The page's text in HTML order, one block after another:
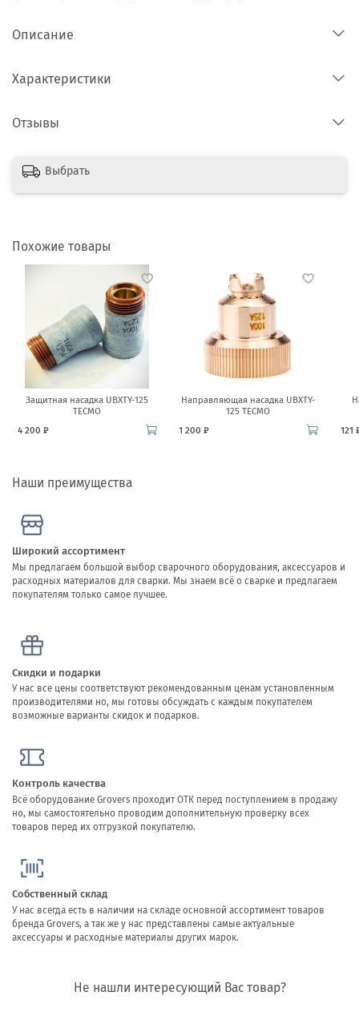
Описание
Характеристики
Отзывы
Выбрать
Похожие товары
Защитная насадка UBXTY-125
TECMO
4 200 ₽
Направляющая насадка UBXTY-
125 TECMO
1 200 ₽
121
Наши преимущества
Широкий ассортимент
Мы предлагаем большой выбор сварочного оборудования, аксессуаров и
расходных материалов для сварки. Мы знаем всё о сварке и предлагаем
покупателям только самое лучшее.
Скидки и подарки
У нас все цены соответствуют рекомендованным ценам установленным
производителями но, мы готовы обсуждать с каждым покупателем
возможные варианты скидок и подарков.
Контроль качества
Всё оборудование Grovers проходит ОТК перед поступлением в продажу
но, мы самостоятельно проводим дополнительную проверку всех
товаров перед их отгрузкой покупателю.
Собственный склад
У нас всегда есть в наличии на складе основной ассортимент товаров
бренда Grovers, а так же у нас представлены самые актуальные
аксессуары и расходные материалы других марок.
Не нашли интересующий Вас товар?